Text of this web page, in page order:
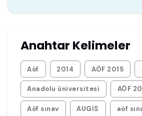
Anahtar Kelimeler
Aöf 2014 AÖF 2015
Anadolu üniversitesi AÖF
Aöf sınav AUGİS aöf